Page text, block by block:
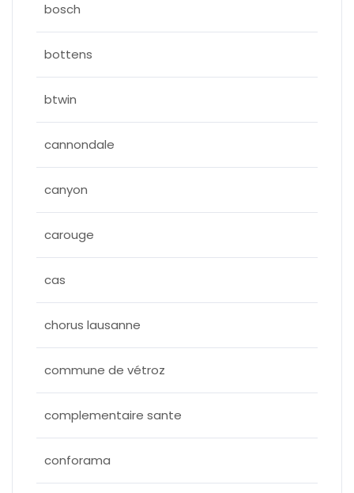
bosch
bottens
btwin
cannondale
canyon
carouge
cas
chorus lausanne
commune de vétroz
complementaire sante
conforama